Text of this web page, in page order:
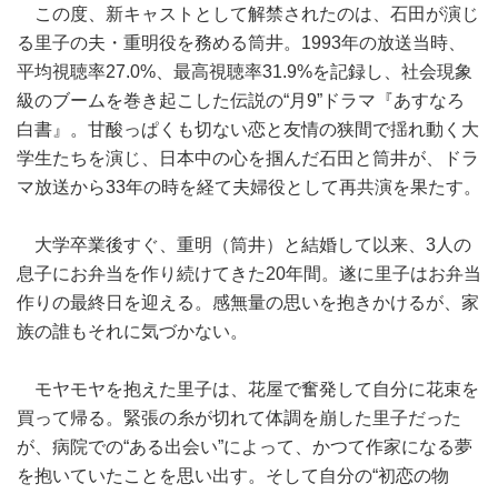
この度、新キャストとして解禁されたのは、石田が演じ
る里子の夫・重明役を務める筒井。1993年の放送当時、
平均視聴率27.0%、最高視聴率31.9%を記録し、社会現象
級のブームを巻き起こした伝説の“月9”ドラマ『あすなろ
白書』。甘酸っぱくも切ない恋と友情の狭間で揺れ動く大
学生たちを演じ、日本中の心を掴んだ石田と筒井が、ドラ
マ放送から33年の時を経て夫婦役として再共演を果たす。
大学卒業後すぐ、重明（筒井）と結婚して以来、3人の
息子にお弁当を作り続けてきた20年間。遂に里子はお弁当
作りの最終日を迎える。感無量の思いを抱きかけるが、家
族の誰もそれに気づかない。
モヤモヤを抱えた里子は、花屋で奮発して自分に花束を
買って帰る。緊張の糸が切れて体調を崩した里子だった
が、病院での“ある出会い”によって、かつて作家になる夢
を抱いていたことを思い出す。そして自分の“初恋の物